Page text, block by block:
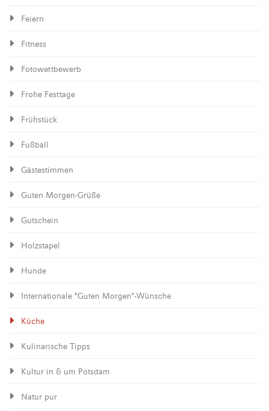
Feiern
Fitness
Fotowettbewerb
Frohe Festtage
Frühstück
Fußball
Gästestimmen
Guten Morgen-Grüße
Gutschein
Holzstapel
Hunde
Internationale "Guten Morgen"-Wünsche
Küche
Kulinarische Tipps
Kultur in & um Potsdam
Natur pur